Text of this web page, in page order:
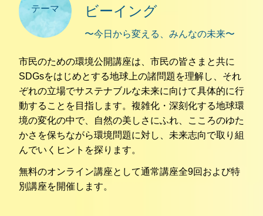
テーマ
ビーイング
〜今日から変える、みんなの未来〜
市民のための環境公開講座は、市民の皆さまと共に
SDGsをはじめとする地球上の諸問題を理解し、それ
ぞれの立場でサステナブルな未来に向けて具体的に行
動することを目指します。複雑化・深刻化する地球環
境の変化の中で、自然の美しさにふれ、こころのゆた
かさを保ちながら環境問題に対し、未来志向で取り組
んでいくヒントを探ります。
無料のオンライン講座として通常講座全9回および特
別講座を開催します。